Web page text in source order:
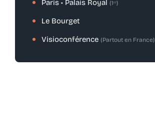
Paris • Palais Royal (1ᵉʳ)
Le Bourget
Visioconférence (Partout en France)